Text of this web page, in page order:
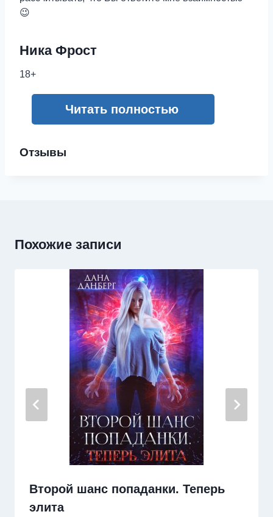
😉
Ника Фрост
18+
Читать полностью
Отзывы
Похожие записи
Второй шанс попаданки. Теперь
элита